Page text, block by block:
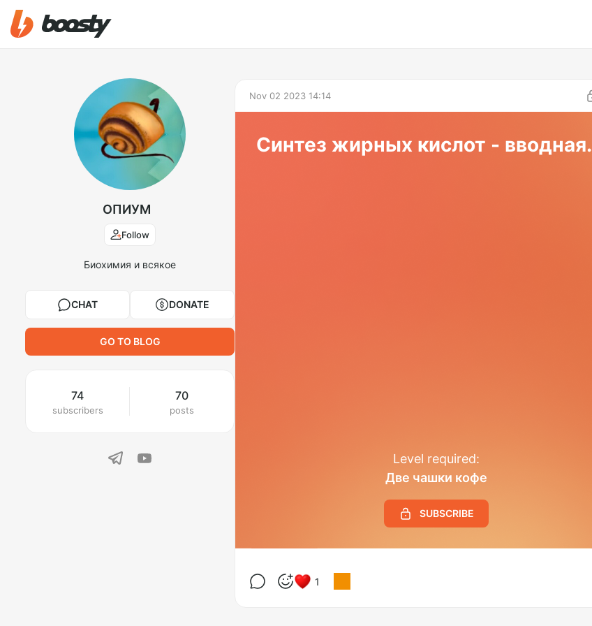
ОПИУМ
Follow
Биохимия и всякое
CHAT DONATE
GO TO BLOG
74
subscribers
70
posts
Nov 02 2023 14:14
Синтез жирных кислот - вводная.
Level required:
Две чашки кофе
SUBSCRIBE
1